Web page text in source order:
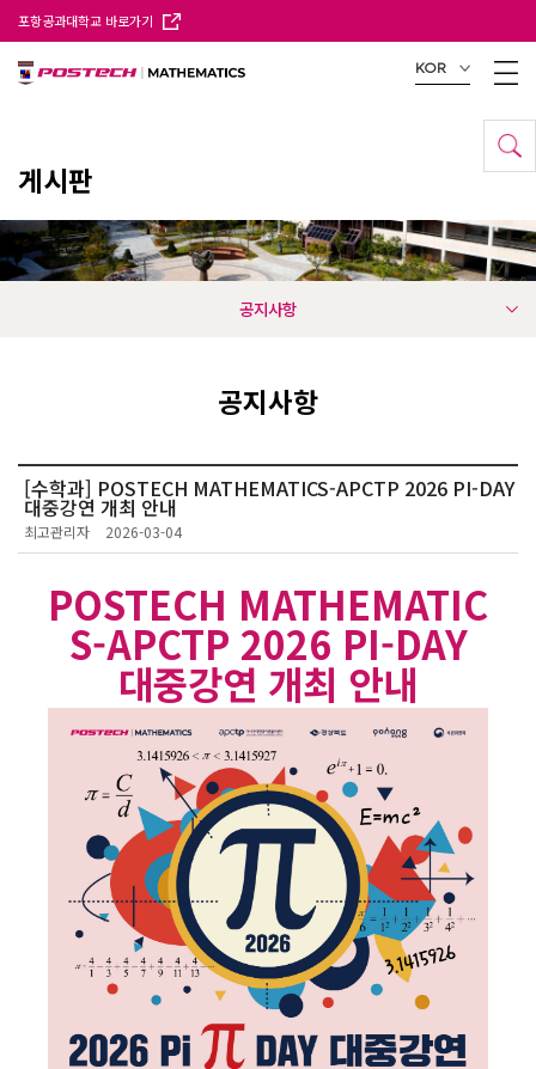
포항공과대학교 바로가기
KOR
게시판
공지사항
공지사항
[수학과] POSTECH MATHEMATICS-APCTP 2026 PI-DAY
대중강연 개최 안내
최고관리자 2026-03-04
POSTECH MATHEMATIC
S-APCTP 2026 PI-DAY
대중강연 개최 안내